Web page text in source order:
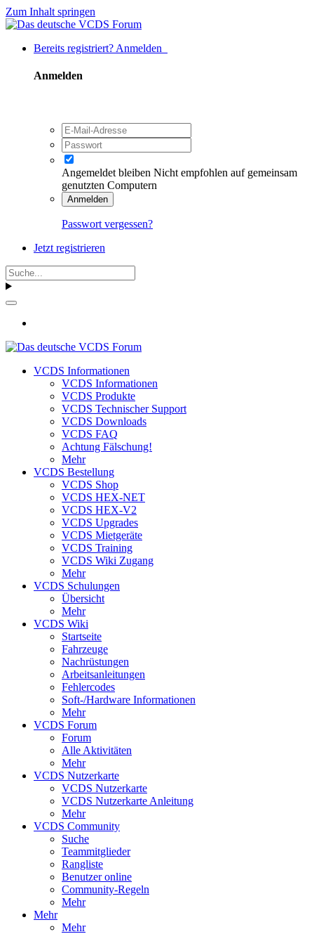
Zum Inhalt springen
Bereits registriert? Anmelden
Anmelden
Angemeldet bleiben Nicht empfohlen auf gemeinsam
genutzten Computern
Anmelden
Passwort vergessen?
Jetzt registrieren
VCDS Informationen
VCDS Informationen
VCDS Produkte
VCDS Technischer Support
VCDS Downloads
VCDS FAQ
Achtung Fälschung!
Mehr
VCDS Bestellung
VCDS Shop
VCDS HEX-NET
VCDS HEX-V2
VCDS Upgrades
VCDS Mietgeräte
VCDS Training
VCDS Wiki Zugang
Mehr
VCDS Schulungen
Übersicht
Mehr
VCDS Wiki
Startseite
Fahrzeuge
Nachrüstungen
Arbeitsanleitungen
Fehlercodes
Soft-/Hardware Informationen
Mehr
VCDS Forum
Forum
Alle Aktivitäten
Mehr
VCDS Nutzerkarte
VCDS Nutzerkarte
VCDS Nutzerkarte Anleitung
Mehr
VCDS Community
Suche
Teammitglieder
Rangliste
Benutzer online
Community-Regeln
Mehr
Mehr
Mehr